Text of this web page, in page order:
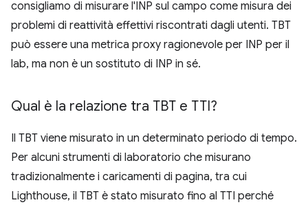
consigliamo di misurare l'INP sul campo come misura dei
problemi di reattività effettivi riscontrati dagli utenti. TBT
può essere una metrica proxy ragionevole per INP per il
lab, ma non è un sostituto di INP in sé.
Qual è la relazione tra TBT e TTI?
Il TBT viene misurato in un determinato periodo di tempo.
Per alcuni strumenti di laboratorio che misurano
tradizionalmente i caricamenti di pagina, tra cui
Lighthouse, il TBT è stato misurato fino al TTI perché